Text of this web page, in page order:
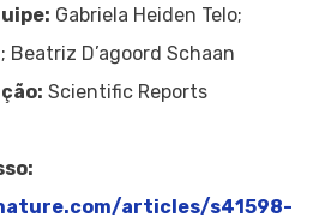
Gabriela Heiden Telo;
Beatriz D’agoord Schaan
Scientific Reports
articles/s41598-